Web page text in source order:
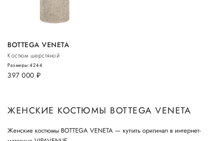
BOTTEGA VENETA
Костюм шерстяной
397 000 руб.
Размеры:4244
ЖЕНСКИЕ КОСТЮМЫ BOTTEGA VENETA
Женские костюмы BOTTEGA VENETA — купить оригинал в интернет-